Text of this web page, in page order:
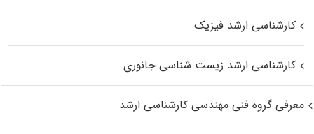
کارشناسی ارشد فیزیک
کارشناسی ارشد زیست‌ شناسی جانوری
معرفی گروه فنی مهندسی کارشناسی ارشد